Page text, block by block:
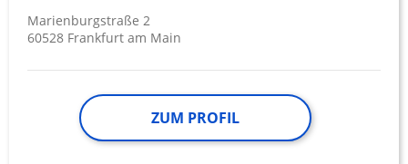
Marienburgstraße 2
60528 Frankfurt am Main
ZUM PROFIL